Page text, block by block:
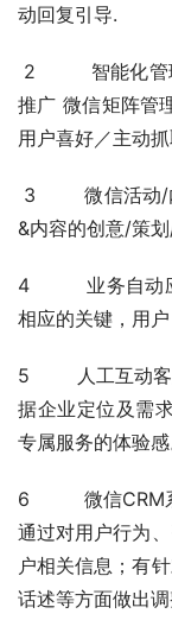
动回复引导.
2         智能
推广 微信矩阵管
用户喜好／主动
3        微信活
&内容的创意/策
4         业务
相应的关键，用
5        人工互
据企业定位及需
专属服务的体验感
6         微信
通过对用户行为
户相关信息；有
话述等方面做出调